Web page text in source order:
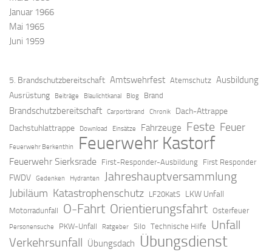
Januar 1966
Mai 1965
Juni 1959
5. Brandschutzbereitschaft Amtswehrfest Atemschutz Ausbildung
Ausrüstung Beiträge Blaulichtkanal Blog Brand
Brandschutzbereitschaft Carportbrand Chronik
Dach-Attrappe
Dachstuhlattrappe
Download Einsätze Fahrzeuge Feste Feuer
Feuerwehr Berkenthin Feuerwehr Kastorf
Feuerwehr Sierksrade First-Responder-Ausbildung First Responder
FWDV Gedenken Hydranten Jahreshauptversammlung
Jubiläum Katastrophenschutz LF20KatS LKW Unfall
Motorradunfall O-Fahrt Orientierungsfahrt Osterfeuer
Personensuche PKW-Unfall Ratgeber Silo Technische Hilfe Unfall
Verkehrsunfall Übungsdach Übungsdienst